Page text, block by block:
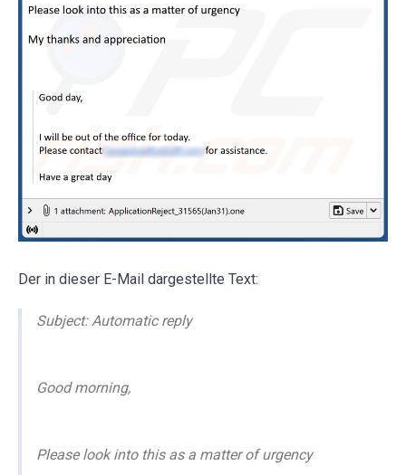
Der in dieser E-Mail dargestellte Text:
Subject: Automatic reply
Good morning,
Please look into this as a matter of urgency